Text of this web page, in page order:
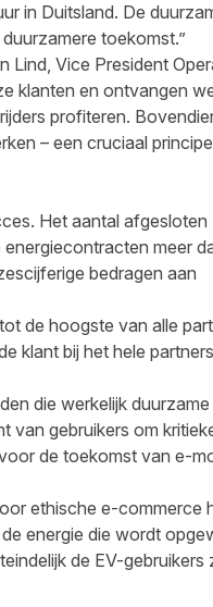
in Duitsland. De
toekomst.”
Lind, Vice President
klanten en ontvangen
profiteren.
– een cruciaal
Het aantal afgesloten
meer
bedragen aan
de hoogste van alle
klant bij het hele
die werkelijk
van gebruikers om
de toekomst van e-
ethische e-commerce
energie die wordt
de EV-gebruikers